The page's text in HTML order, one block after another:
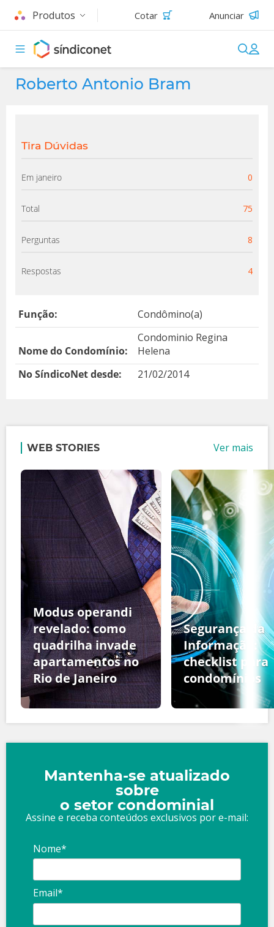
Produtos Cotar Anunciar
Roberto Antonio Bram
Tira Dúvidas
Em janeiro 0
Total 75
Perguntas 8
Respostas 4
Função: Condômino(a)
Nome do Condomínio:
Condominio Regina
Helena
No SíndicoNet desde:
21/02/2014
WEB STORIES Ver mais
Modus operandi
revelado: como
quadrilha invade
apartamentos no
Rio de Janeiro
Segurança da
Informação:
checklist para
condomínios
Mantenha-se atualizado
sobre
o setor condominial
Assine e receba conteúdos exclusivos por e-mail:
Nome*
Email*